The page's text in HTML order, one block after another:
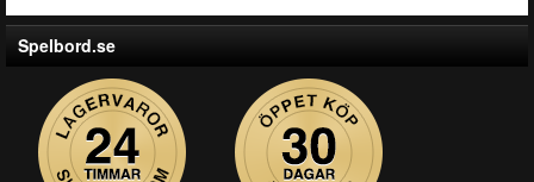
Spelbord.se